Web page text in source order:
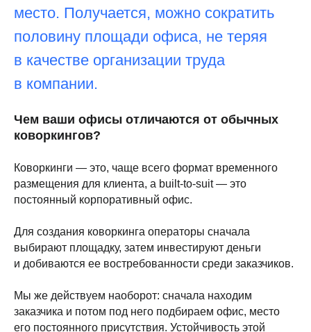
место. Получается, можно сократить
половину площади офиса, не теряя
в качестве организации труда
в компании.
Чем ваши офисы отличаются от обычных
коворкингов?
Коворкинги — это, чаще всего формат временного
размещения для клиента, а built-to-suit — это
постоянный корпоративный офис.
Для создания коворкинга операторы сначала
выбирают площадку, затем инвестируют деньги
и добиваются ее востребованности среди заказчиков.
Мы же действуем наоборот: сначала находим
заказчика и потом под него подбираем офис, место
его постоянного присутствия. Устойчивость этой